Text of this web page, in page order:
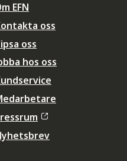
EFN
oss
oss
hos oss